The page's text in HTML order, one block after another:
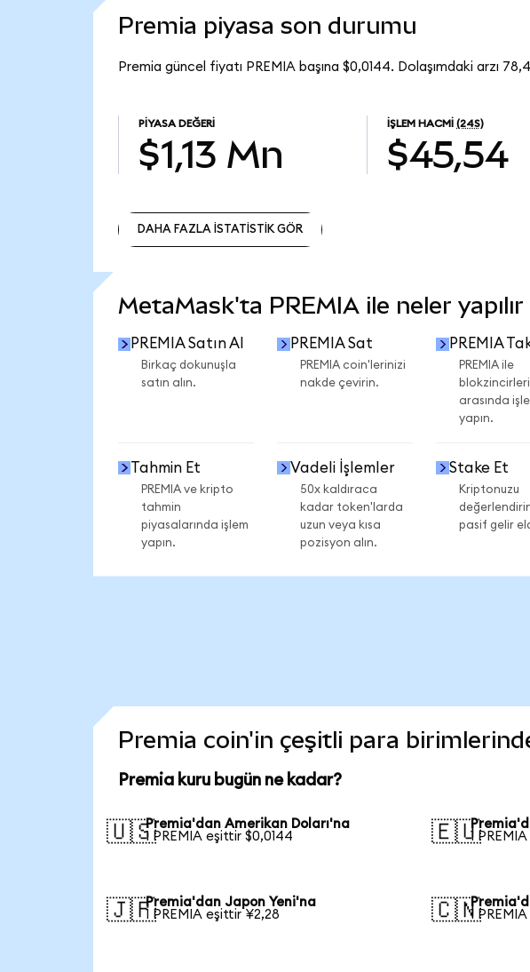
Premia piyasa son durumu
Premia güncel fiyatı PREMIA başına $0,0144. Dolaşımdaki arzı
PIYASA DEĞERI
$1,13 Mn
İŞLEM HACMI (24S)
$45,54
DAHA FAZLA İSTATİSTİK GÖR
MetaMask'ta PREMIA ile neler yapılır
PREMIA Satın Al
Birkaç dokunuşla
satın alın.
PREMIA Sat
PREMIA coin'lerinizi
nakde çevirin.
PREMIA
PREMIA ile
blokzincirleri
arasında
yapın.
Tahmin Et
PREMIA ve kripto
tahmin
piyasalarında işlem
yapın.
Vadeli İşlemler
50x kaldıraca
kadar token'larda
uzun veya kısa
pozisyon alın.
Stake Et
Kriptonuzu
pasif gelir
Premia coin'in çeşitli para
Premia kuru bugün ne kadar?
🇺🇸Premia'dan Amerikan Doları'na
1 PREMIA eşittir $0,0144
🇪🇺
1
🇯🇵Premia'dan Japon Yeni'na
1 PREMIA eşittir ¥2,28
🇨🇳
1